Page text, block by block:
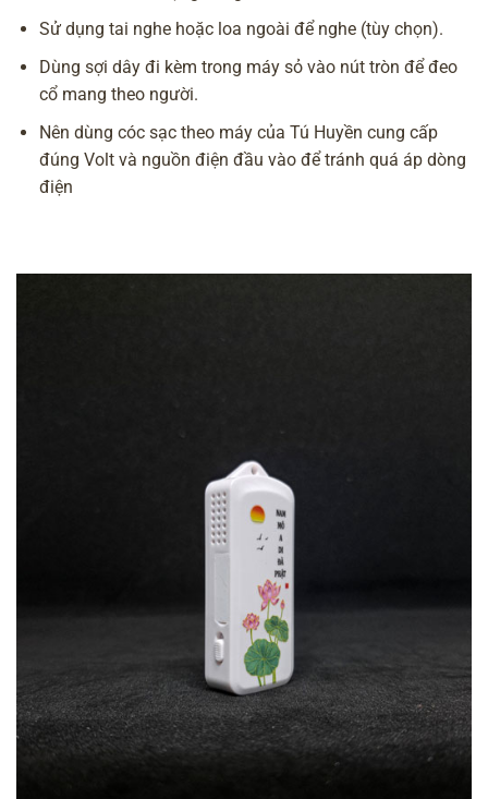
Sử dụng tai nghe hoặc loa ngoài để nghe (tùy chọn).
Dùng sợi dây đi kèm trong máy sỏ vào nút tròn để đeo
cổ mang theo người.
Nên dùng cóc sạc theo máy của Tú Huyền cung cấp
đúng Volt và nguồn điện đầu vào để tránh quá áp dòng
điện